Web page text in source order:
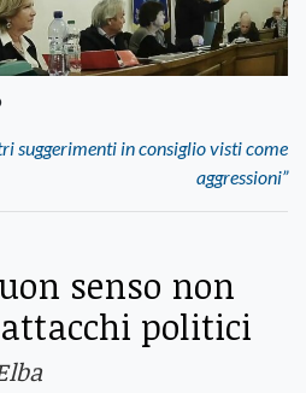
suggerimenti in consiglio visti come
aggressioni”
senso non
politici